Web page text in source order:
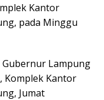
Kantor
pada Minggu
Lampung
Komplek Kantor
Jumat